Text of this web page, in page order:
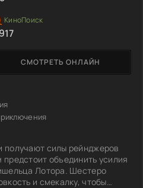
получают силы рейнджеров
объединить усилия
Лотора. Шестеро
и смекалку, чтобы
СМОТРЕТЬ ОНЛАЙН